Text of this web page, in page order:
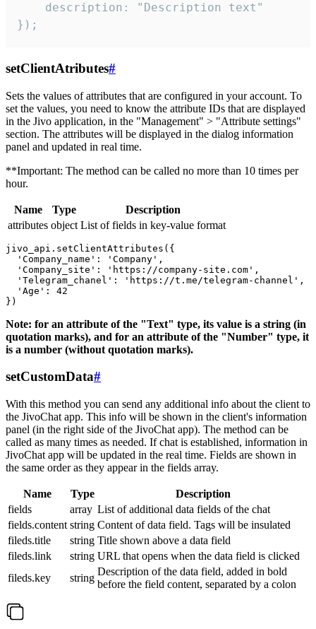
    description: "Description text"
});
setClientAtributes#
Sets the values ​​of attributes that are configured in your account. To
set the values, you need to know the attribute IDs that are displayed
in the Jivo application, in the "Management" > "Attribute settings"
section. The attributes will be displayed in the dialog information
panel and updated in real time.
**Important: The method can be called no more than 10 times per
hour.
Name Type
Description
attributes object List of fields in key-value format
jivo_api.setClientAttributes({
  'Company_name': 'Company',
  'Company_site': 'https://company-site.com',
  'Telegram_chanel': 'https://t.me/telegram-channel',
  'Age': 42
Note: for an attribute of the "Text" type, its value is a string (in
quotation marks), and for an attribute of the "Number" type, it
is a number (without quotation marks).
setCustomData#
With this method you can send any additional info about the client to
the JivoChat app. This info will be shown in the client's information
panel (in the right side of the JivoChat app). The method can be
called as many times as needed. If chat is established, information in
JivoChat app will be updated in the real time. Fields are shown in
the same order as they appear in the fields array.
Name Type
Description
fields
array List of additional data fields of the chat
fields.content string Content of data field. Tags will be insulated
fileds.title
string Title shown above a data field
fileds.link
string URL that opens when the data field is clicked
fileds.key
string
Description of the data field, added in bold
before the field content, separated by a colon